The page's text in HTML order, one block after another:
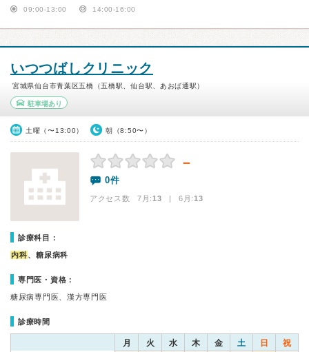
09:00-13:00 14:00-16:00
いつつばしクリニック
宮城県仙台市青葉区五橋（五橋駅、仙台駅、あおば通駅）
駐車場あり
土曜（〜13:00） 朝（8:50〜）
－
0件
アクセス数 7月:13 | 6月:13
診療科目：
内科、糖尿病科
専門医・資格：
糖尿病専門医、漢方専門医
診療時間
月 火 水 木 金 土 日 祝